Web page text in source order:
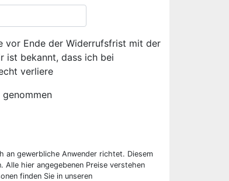
vor Ende der Widerrufsfrist mit der
ist bekannt, dass ich bei
verliere
genommen
an gewerbliche Anwender richtet. Diesem
hier angegebenen Preise verstehen
finden Sie in unseren